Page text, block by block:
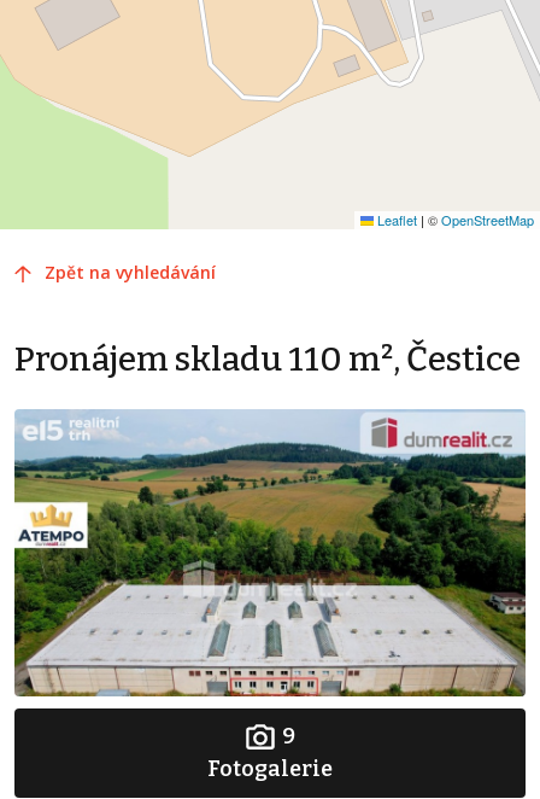
Leaflet | ©OpenStreetMap
Zpět na vyhledávání
Pronájem skladu 110 m², Čestice
9
Fotogalerie